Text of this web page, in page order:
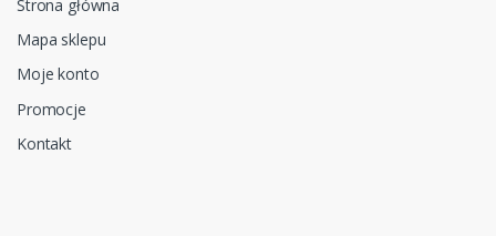
Strona główna
Mapa sklepu
Moje konto
Promocje
Kontakt